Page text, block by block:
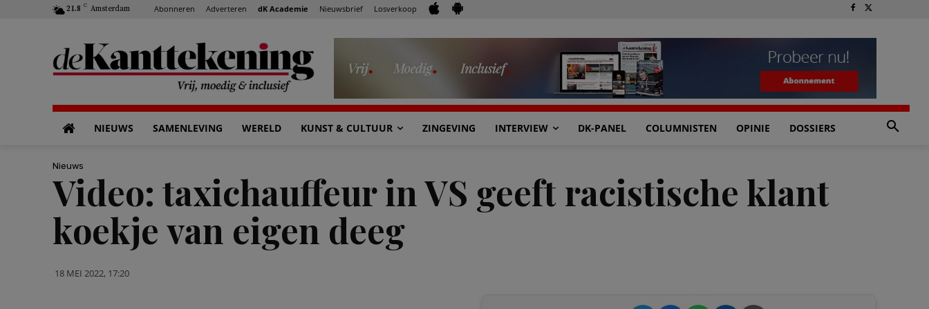
21.8 C Amsterdam Abonneren Adverteren dK Academie Nieuwsbrief Losverkoop
NIEUWS SAMENLEVING WERELD KUNST & CULTUUR ZINGEVING INTERVIEW DK-PANEL COLUMNISTEN OPINIE DOSSIERS
Nieuws
Video: taxichauffeur in VS geeft racistische klant
koekje van eigen deeg
18 MEI 2022, 17:20